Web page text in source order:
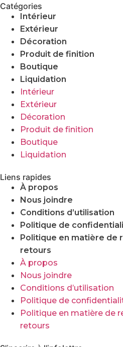
Catégories
Intérieur
Extérieur
Décoration
Produit de finition
Boutique
Liquidation
Intérieur
Extérieur
Décoration
Produit de finition
Boutique
Liquidation
Liens rapides
À propos
Nous joindre
Conditions d’utilisation
Politique de
Politique en matière de
retours
À propos
Nous joindre
Conditions d’utilisation
Politique de
Politique en matière de
retours